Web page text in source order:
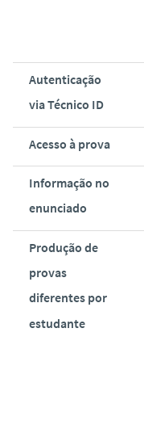
Autenticação
via Técnico ID
Acesso à prova
Informação no
enunciado
Produção de
provas
diferentes por
estudante